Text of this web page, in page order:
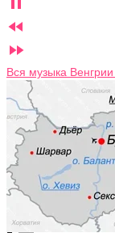


Вся музыка